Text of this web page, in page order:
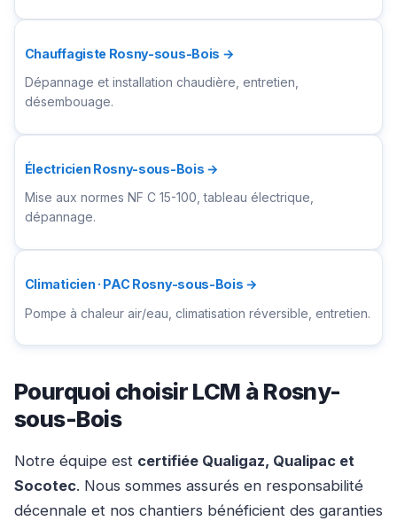
Chauffagiste Rosny-sous-Bois →
Dépannage et installation chaudière, entretien,
désembouage.
Électricien Rosny-sous-Bois →
Mise aux normes NF C 15-100, tableau électrique,
dépannage.
Climaticien · PAC Rosny-sous-Bois →
Pompe à chaleur air/eau, climatisation réversible, entretien.
Pourquoi choisir LCM à Rosny-
sous-Bois
Notre équipe est certifiée Qualigaz, Qualipac et
Socotec. Nous sommes assurés en responsabilité
décennale et nos chantiers bénéficient des garanties